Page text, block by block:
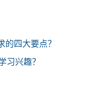
的四大要点？
习兴趣？